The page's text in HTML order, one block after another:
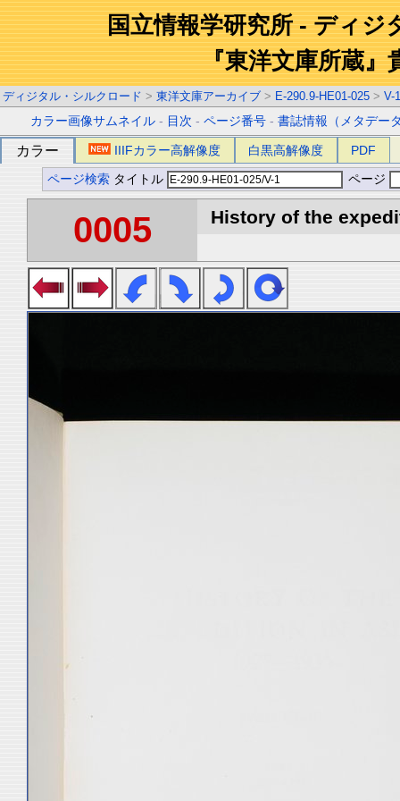
国立情報学研究所 - ディジ
『東洋文庫所蔵』
ディジタル・シルクロード > 東洋文庫アーカイブ > E-290.9-HE01-025 > V-1
カラー画像サムネイル - 目次 -ページ番号 -書誌情報（メタデー
カラー IIIFカラー高解像度 白黒高解像度 PDF
ページ検索 タイトル ページ
0005 History of the